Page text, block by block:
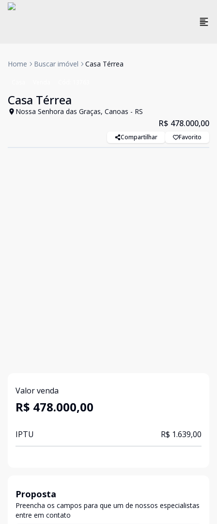
Home Buscar imóvel Casa Térrea
Casa Térrea
Nossa Senhora das Graças, Canoas - RS
R$ 478.000,00
Compartilhar Favorito
Valor venda
R$ 478.000,00
IPTU R$ 1.639,00
Proposta
Preencha os campos para que um de nossos especialistas
entre em contato